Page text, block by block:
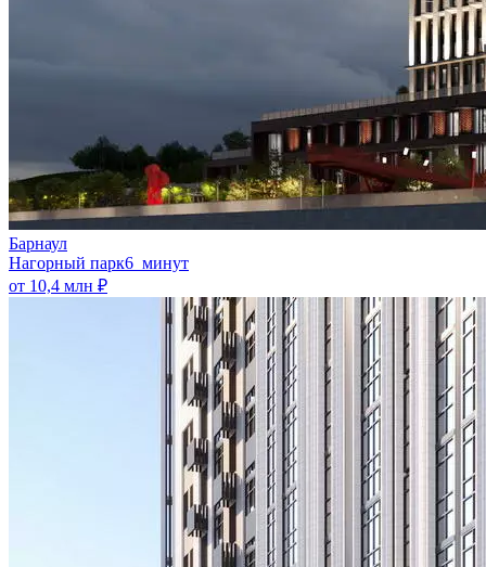
Барнаул
Нагорный парк6 минут
от 10,4 млн ₽